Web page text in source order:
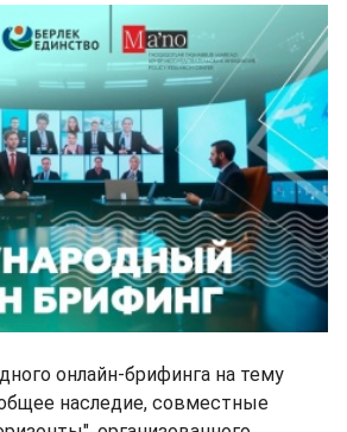
онлайн-брифинга на тему
наследие, совместные